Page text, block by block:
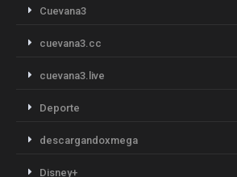
Cuevana3
cuevana3.cc
cuevana3.live
Deporte
descargandoxmega
Disney+